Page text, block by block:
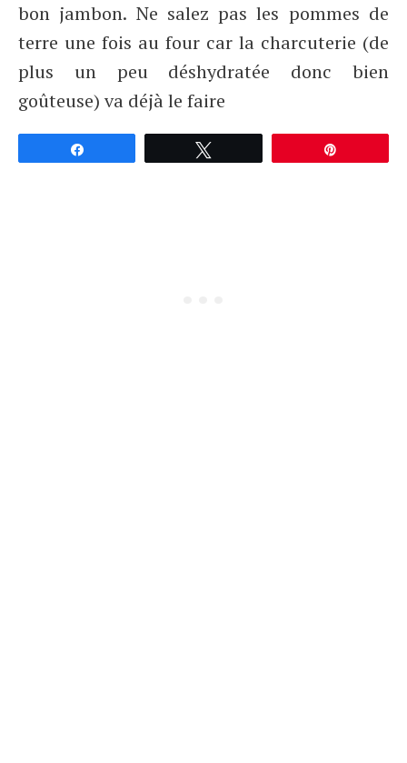
bon jambon. Ne salez pas les pommes de
terre une fois au four car la charcuterie (de
plus un peu déshydratée donc bien
goûteuse) va déjà le faire